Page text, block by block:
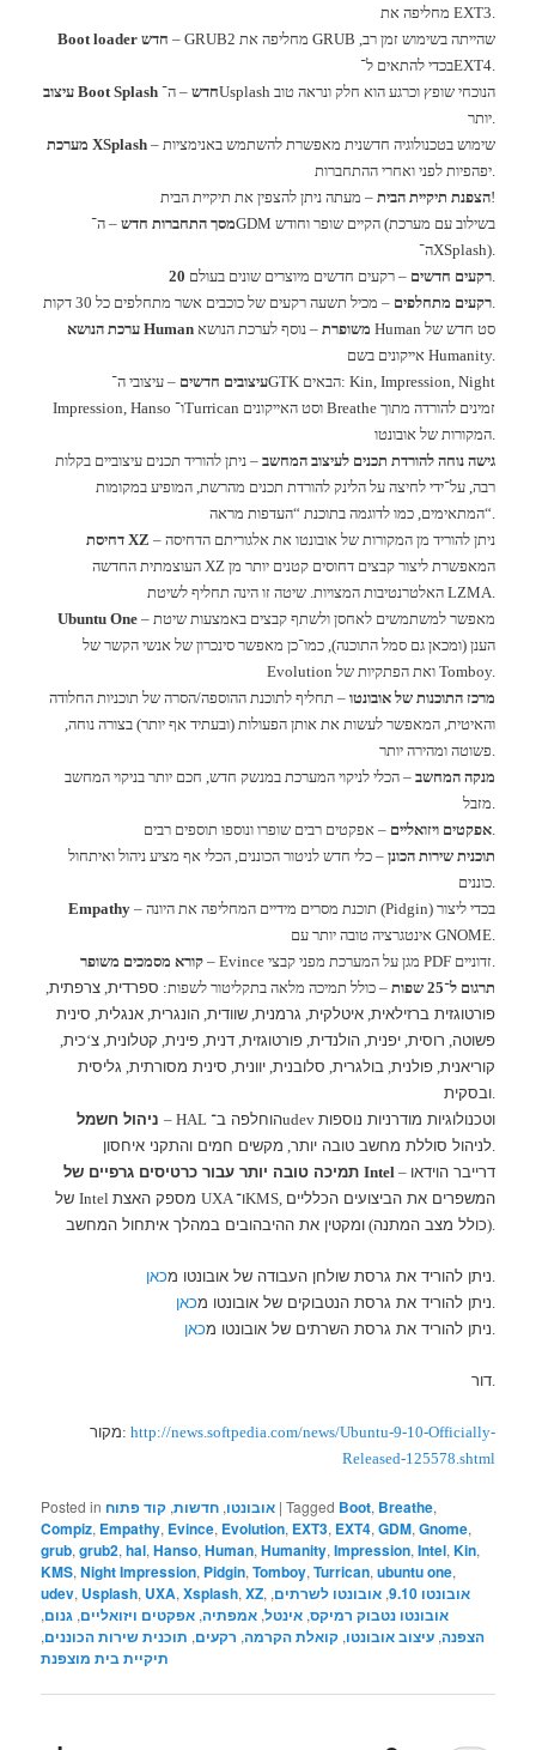
EXT3.
Boot loader חדש – GRUB2 GRUB שהייתה בשימוש זמן רב
בכדי להתאים ל־EXT4.
עיצוב Boot Splash חדש –ה־ Usplash הנוכחי שופץ וכרגע הוא חלק ונראה טוב
יותר.
XSplash– שימוש בטכנולוגיה חדשנית מאפשרת להשתמש באנימציות
יפהפיות לפני ואחרי ההתחברות.
הצפנת תיקיית הבית – מעתה ניתן להצפין את תיקיית הבית
!
מסך התחברות חדש –ה־ GDM הקיים שופר וחודש (בשילוב עם מערכת
ה־XSplash).
20
רקעים חדשים –רקעים חדשים מיוצרים שונים בעולם
.
רקעים מתחלפים – מכיל תשעה רקעים של כוכבים אשר מתחלפים כל 30 דקות
.
ערכת הנושא Human משופרת – Human סט חדש של
אייקונים בשם Humanity.
עיצובים חדשים –עיצובי ה־ GTK הבאים: Kin, Impression, Night
Impression, Hanso ו־Turrican וסט האייקונים Breathe זמינים להורדה מתוך
המקורות של אובונטו.
גישה נוחה להורדת תכנים לעיצוב המחשב–ניתן להוריד תכנים עיצוביים בקלות
רבה ,על־ידי לחיצה על הלינק להורדת תכנים מהרשת ,המופיע במקומות
המתאימים ,כמו לדוגמה בתוכנת “העדפות מראה
“.
דחיסת XZ – ניתן להוריד מן המקורות של אובונטו את אלגוריתם הדחיסה
העוצמתית החדשה XZ המאפשרת ליצור קבצים דחוסים קטנים יותר מן
האלטרנטיבות המצויות . שיטה זו הינה תחליף לשיטת LZMA.
Ubuntu One– מאפשר למשתמשים לאחסן ולשתף קבצים באמצעות שיטת
הענן(ומכאן גם סמל התוכנה),כמו־כן מאפשר סינכרון של אנשי הקשר של
Evolution
ואת הפתקיות של Tomboy.
מרכז התוכנות של אובונטו – תחליף לתוכנת ההוספה/הסרה של תוכניות החלודה
והאיטית ,המאפשר לעשות את אותן הפעולות(ובעתיד אף יותר)בצורה נוחה
פשוטה ומהירה יותר
מנקה המחשב –הכלי לניקוי המערכת במנשק חדש חכם יותר בניקוי המחשב
מזבל
אפקטים ויזואליים –אפקטים רבים שופרו ונוספו תוספים רבים
.
תוכנית שירות הכונן –כלי חדש לניטור הכוננים ,הכלי אף מציע ניהול ואיתחול
כוננים.
Empathy– (Pidgin) בכדי ליצור
אינטגרציה טובה יותר עם GNOME.
קורא מסמכים משופר – Evince PDF זדוניים
תרגום ל־25 שפות –כולל תמיכה מלאה בתקליטור לשפות: ספרדית ,צרפתית
פורטוגזית ברזילאית ,איטלקית גרמנית ,שוודית ,הונגרית ,אנגלית סינית
פשוטה רוסית ,יפנית ,הולנדית ,פורטוגזית ,דנית ,פינית קטלונית ,צ‘כית
קוריאנית ,פולנית בולגרית סלובנית ,יוונית סינית מסורתית גליסית
ובסקית.
ניהול חשמל – HAL הוחלפה ב־udev וטכנולוגיות מודרניות נוספות
לניהול סוללת מחשב טובה יותר מקשים חמים והתקני איחסון .
תמיכה טובה יותר עבור כרטיסים גרפיים של Intel – דרייבר הוידאו
של Intel UXA ו־KMS, המשפרים את הביצועים הכלליים
(כולל מצב המתנה)ומקטין את ההיבהובים במהלך איתחול המחשב .
ניתן להוריד את גרסת שולחן העבודה של אובונטו מכאן
ניתן להוריד את גרסת הנטבוקים של אובונטו מכאן
ניתן להוריד את גרסת השרתים של אובונטו מכאן
דור.
מקור: http://news.softpedia.com/news/Ubuntu-9-10-Officially-
Released-125578.shtml
Posted in אובונטו, חדשות, קוד פתוח |Tagged Boot, Breathe,
Compiz, Empathy, Evince, Evolution, EXT3, EXT4,GDM,Gnome,
grub,grub2,hal,Hanso,Human,Humanity,Impression,Intel,Kin,
KMS,Night Impression, Pidgin,Tomboy,Turrican,ubuntu one,
udev, Usplash, UXA,Xsplash,XZ, אובונטו 9.10 , אובונטו לשרתים,
אובונטו נטבוק רמיקס, אינטל, אמפתיה, אפקטים ויזואליים, גנום,
הצפנה, עיצוב אובונטו, קואלת הקרמה, רקעים, תוכנית שירות הכוננים,
תיקיית בית מוצפנת